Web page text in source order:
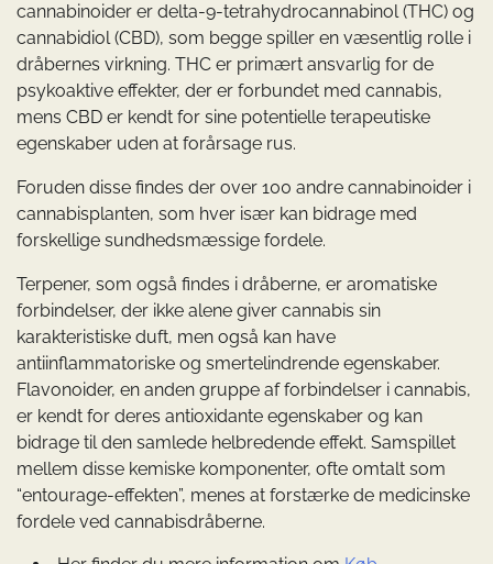
cannabinoider er delta-9-tetrahydrocannabinol (THC) og
cannabidiol (CBD), som begge spiller en væsentlig rolle i
dråbernes virkning. THC er primært ansvarlig for de
psykoaktive effekter, der er forbundet med cannabis,
mens CBD er kendt for sine potentielle terapeutiske
egenskaber uden at forårsage rus.
Foruden disse findes der over 100 andre cannabinoider i
cannabisplanten, som hver især kan bidrage med
forskellige sundhedsmæssige fordele.
Terpener, som også findes i dråberne, er aromatiske
forbindelser, der ikke alene giver cannabis sin
karakteristiske duft, men også kan have
antiinflammatoriske og smertelindrende egenskaber.
Flavonoider, en anden gruppe af forbindelser i cannabis,
er kendt for deres antioxidante egenskaber og kan
bidrage til den samlede helbredende effekt. Samspillet
mellem disse kemiske komponenter, ofte omtalt som
“entourage-effekten”, menes at forstærke de medicinske
fordele ved cannabisdråberne.